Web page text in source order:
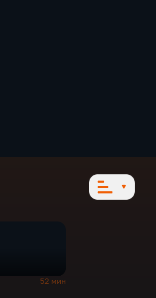
52 мин